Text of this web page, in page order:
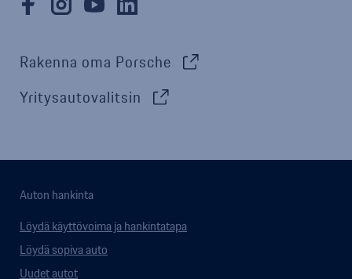
Rakenna oma Porsche
Yritysautovalitsin
Auton hankinta
Löydä käyttövoima ja hankintatapa
Löydä sopiva auto
Uudet autot